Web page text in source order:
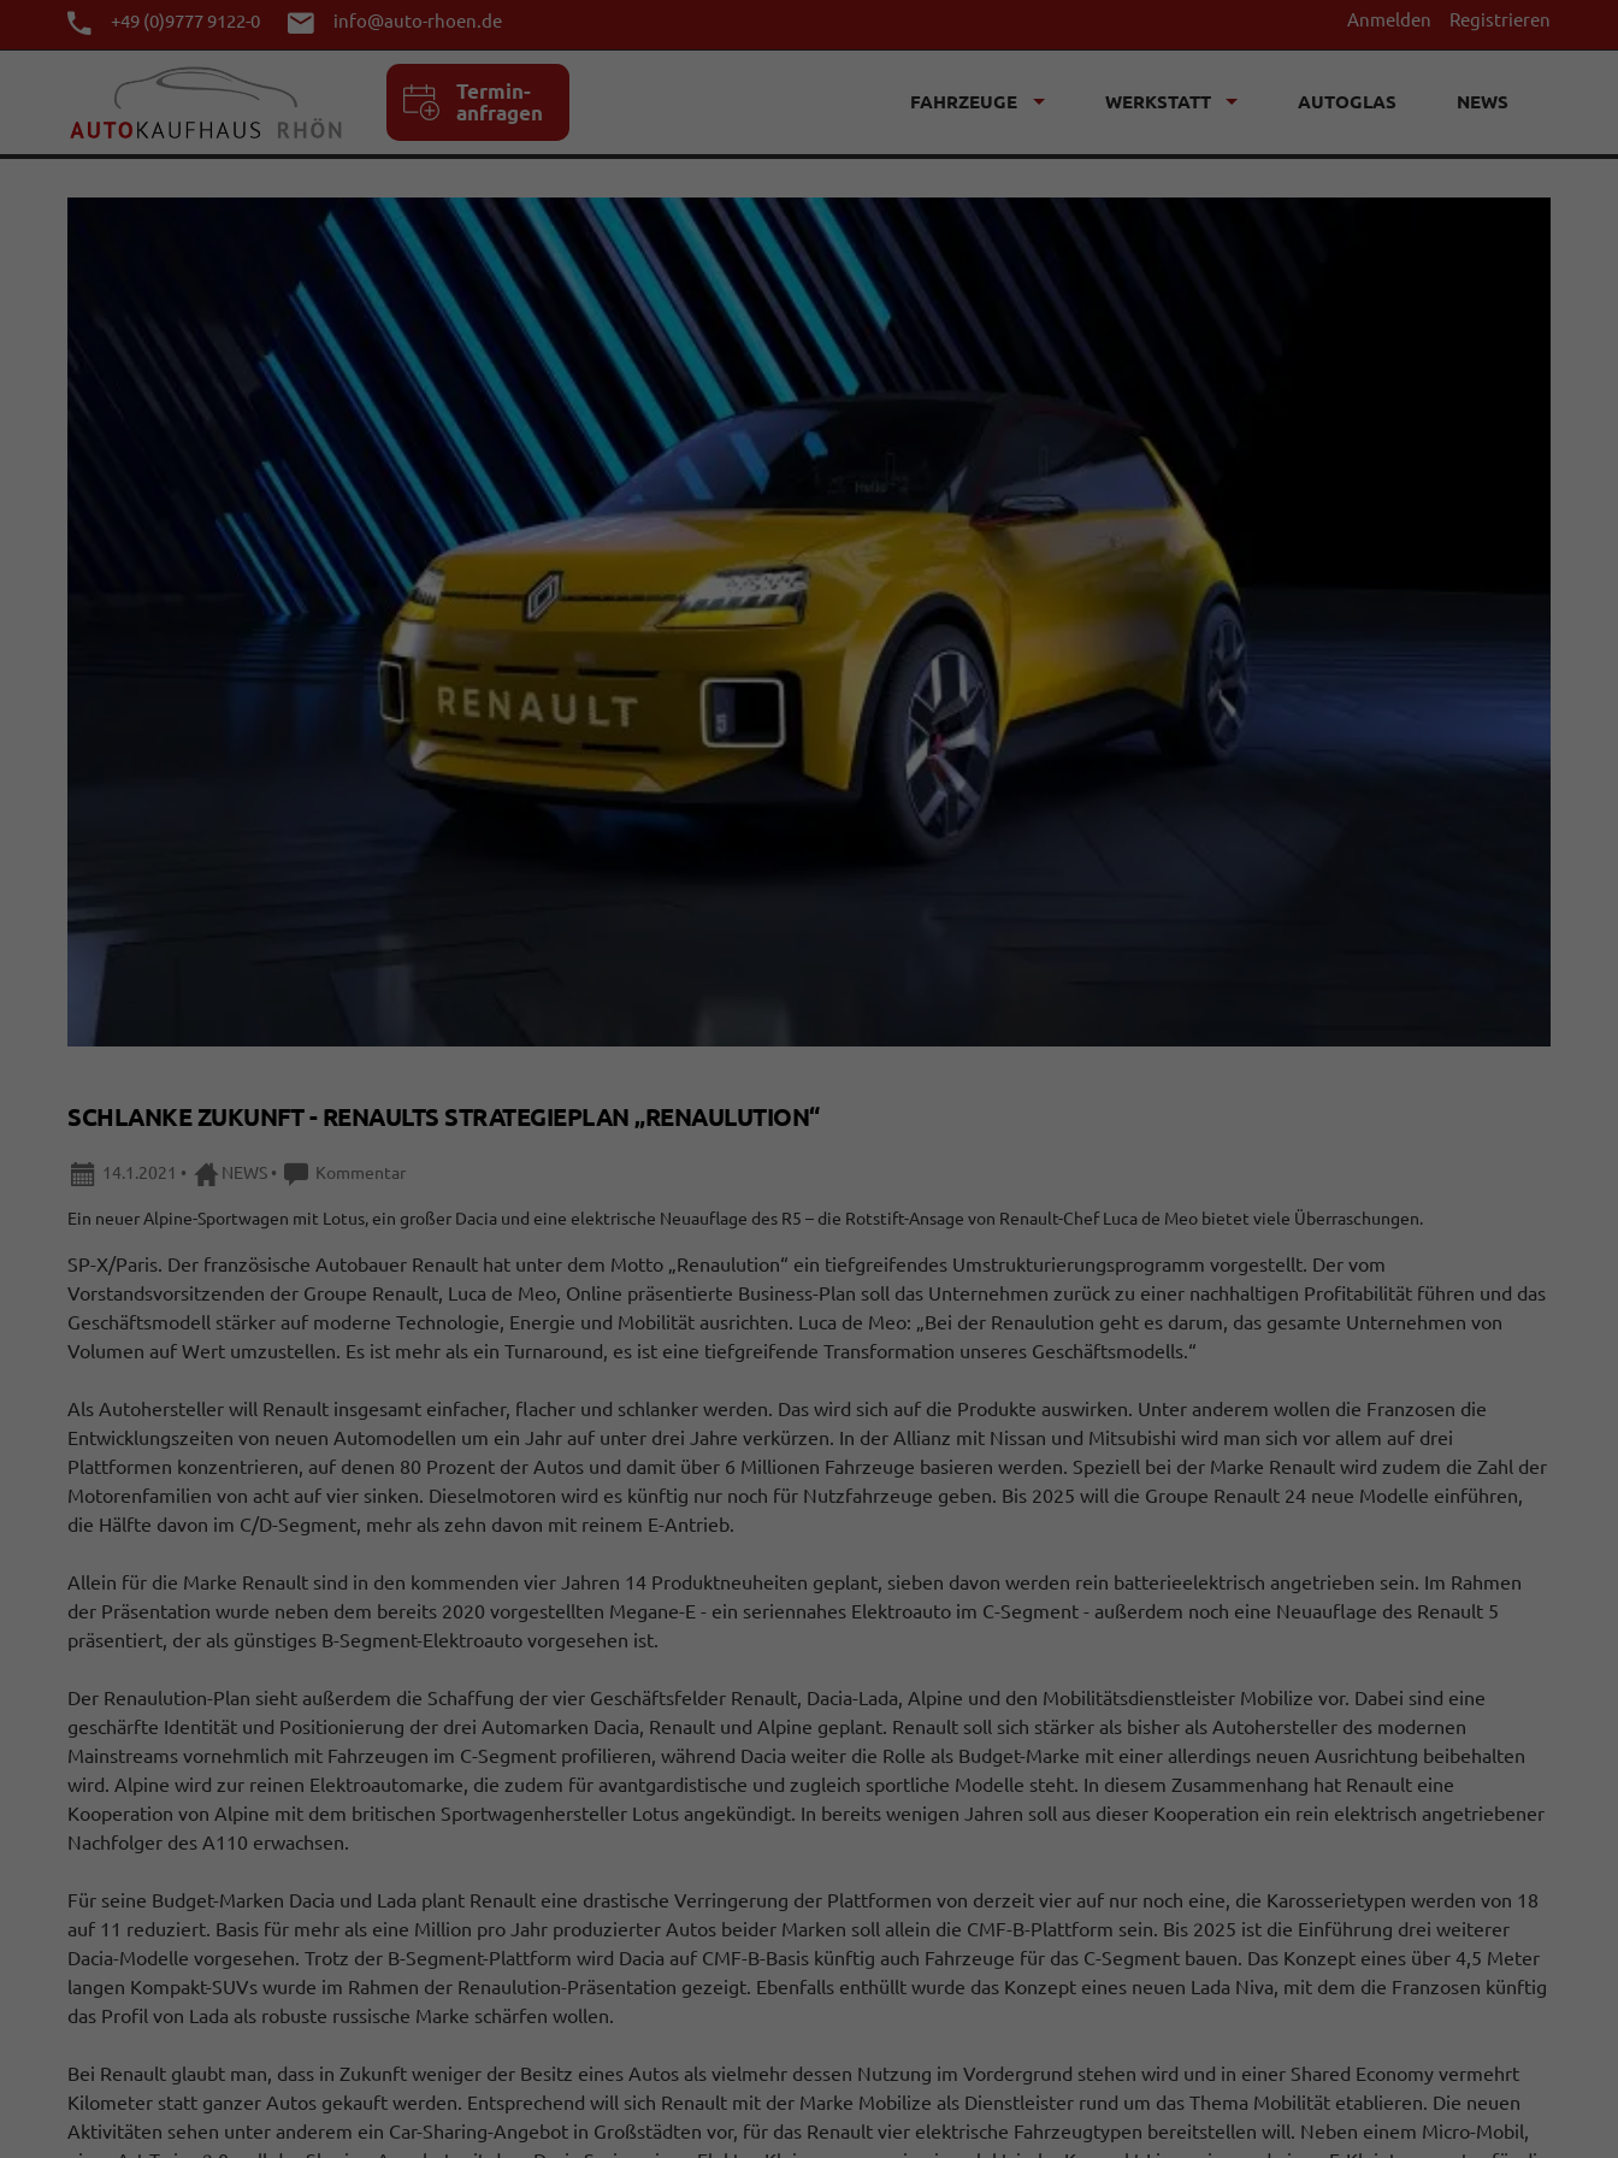
+49 (0)9777 9122-0 info@auto-rhoen.de Anmelden Registrieren
Termin-
anfragen
FAHRZEUGE WERKSTATT AUTOGLAS NEWS
SCHLANKE ZUKUNFT - RENAULTS STRATEGIEPLAN „RENAULUTION“
14.1.2021 • NEWS • Kommentar
Ein neuer Alpine-Sportwagen mit Lotus, ein großer Dacia und eine elektrische Neuauflage des R5 – die Rotstift-Ansage von Renault-Chef Luca de Meo bietet viele Überraschungen.
SP-X/Paris. Der französische Autobauer Renault hat unter dem Motto „Renaulution“ ein tiefgreifendes Umstrukturierungsprogramm vorgestellt. Der vom
Vorstandsvorsitzenden der Groupe Renault, Luca de Meo, Online präsentierte Business-Plan soll das Unternehmen zurück zu einer nachhaltigen Profitabilität führen und das
Geschäftsmodell stärker auf moderne Technologie, Energie und Mobilität ausrichten. Luca de Meo: „Bei der Renaulution geht es darum, das gesamte Unternehmen von
Volumen auf Wert umzustellen. Es ist mehr als ein Turnaround, es ist eine tiefgreifende Transformation unseres Geschäftsmodells.“
Als Autohersteller will Renault insgesamt einfacher, flacher und schlanker werden. Das wird sich auf die Produkte auswirken. Unter anderem wollen die Franzosen die
Entwicklungszeiten von neuen Automodellen um ein Jahr auf unter drei Jahre verkürzen. In der Allianz mit Nissan und Mitsubishi wird man sich vor allem auf drei
Plattformen konzentrieren, auf denen 80 Prozent der Autos und damit über 6 Millionen Fahrzeuge basieren werden. Speziell bei der Marke Renault wird zudem die Zahl der
Motorenfamilien von acht auf vier sinken. Dieselmotoren wird es künftig nur noch für Nutzfahrzeuge geben. Bis 2025 will die Groupe Renault 24 neue Modelle einführen,
die Hälfte davon im C/D-Segment, mehr als zehn davon mit reinem E-Antrieb.
Allein für die Marke Renault sind in den kommenden vier Jahren 14 Produktneuheiten geplant, sieben davon werden rein batterieelektrisch angetrieben sein. Im Rahmen
der Präsentation wurde neben dem bereits 2020 vorgestellten Megane-E - ein seriennahes Elektroauto im C-Segment - außerdem noch eine Neuauflage des Renault 5
präsentiert, der als günstiges B-Segment-Elektroauto vorgesehen ist.
Der Renaulution-Plan sieht außerdem die Schaffung der vier Geschäftsfelder Renault, Dacia-Lada, Alpine und den Mobilitätsdienstleister Mobilize vor. Dabei sind eine
geschärfte Identität und Positionierung der drei Automarken Dacia, Renault und Alpine geplant. Renault soll sich stärker als bisher als Autohersteller des modernen
Mainstreams vornehmlich mit Fahrzeugen im C-Segment profilieren, während Dacia weiter die Rolle als Budget-Marke mit einer allerdings neuen Ausrichtung beibehalten
wird. Alpine wird zur reinen Elektroautomarke, die zudem für avantgardistische und zugleich sportliche Modelle steht. In diesem Zusammenhang hat Renault eine
Kooperation von Alpine mit dem britischen Sportwagenhersteller Lotus angekündigt. In bereits wenigen Jahren soll aus dieser Kooperation ein rein elektrisch angetriebener
Nachfolger des A110 erwachsen.
Für seine Budget-Marken Dacia und Lada plant Renault eine drastische Verringerung der Plattformen von derzeit vier auf nur noch eine, die Karosserietypen werden von 18
auf 11 reduziert. Basis für mehr als eine Million pro Jahr produzierter Autos beider Marken soll allein die CMF-B-Plattform sein. Bis 2025 ist die Einführung drei weiterer
Dacia-Modelle vorgesehen. Trotz der B-Segment-Plattform wird Dacia auf CMF-B-Basis künftig auch Fahrzeuge für das C-Segment bauen. Das Konzept eines über 4,5 Meter
langen Kompakt-SUVs wurde im Rahmen der Renaulution-Präsentation gezeigt. Ebenfalls enthüllt wurde das Konzept eines neuen Lada Niva, mit dem die Franzosen künftig
das Profil von Lada als robuste russische Marke schärfen wollen.
Bei Renault glaubt man, dass in Zukunft weniger der Besitz eines Autos als vielmehr dessen Nutzung im Vordergrund stehen wird und in einer Shared Economy vermehrt
Kilometer statt ganzer Autos gekauft werden. Entsprechend will sich Renault mit der Marke Mobilize als Dienstleister rund um das Thema Mobilität etablieren. Die neuen
Aktivitäten sehen unter anderem ein Car-Sharing-Angebot in Großstädten vor, für das Renault vier elektrische Fahrzeugtypen bereitstellen will. Neben einem Micro-Mobil,